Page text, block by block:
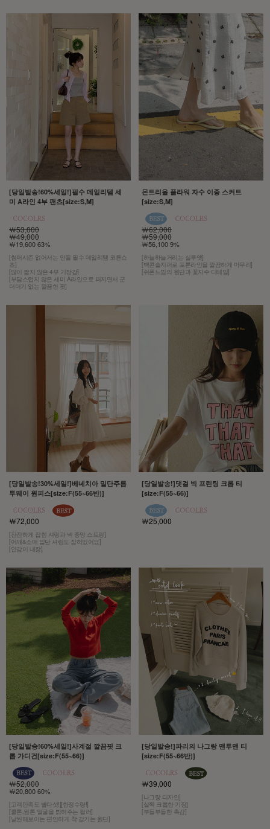
[당일발송!60%세일!]필수 데일리템 세
미 A라인 4부 팬츠[size:S,M]
￦53,000
￦49,000
￦19,600 63%
[썸머시즌 없어서는 안될 필수 데일리템 코튼쇼
츠]
[많이 짧지 않은 4부 기장감]
[부담스럽지 않은 세미 A라인으로 퍼지면서 군
더더기 없는 깔끔한 핏]
몬트리올 플라워 자수 이중 스커트
[size:S,M]
￦62,000
￦59,000
￦56,100 9%
[하늘하늘거리는 실루엣]
[백콘솔지퍼로 프론라인을 깔끔하게 마무리]
[쉬폰느낌의 원단과 꽃자수 디테일]
[당일발송!30%세일!]베네치아 밑단주름
투웨이 원피스[size:F(55~66반)]
￦72,000
[잔잔하게 잡힌 셔링과 넥 중앙 스트링]
[어깨&소매 밑단 셔링도 잡혀있어요]
[안감이 내장]
[당일발송!]댓걸 빅 프린팅 크롭 티
[size:F(55~66)]
￦25,000
[당일발송!60%세일!]사계절 깔끔핏 크
롭 가디건[size:F(55~66)]
￦52,000
￦20,800 60%
[고객만족도 별다섯!][한정수량!]
[쿨톤,윔톤 얼굴을 밝혀주는 컬러]
[날씬해보이는 편안하게 착 감기는 원단]
[당일발송!]파리의 나그랑 맨투맨 티
[size:F(55~66반)]
￦39,000
[나그랑 디자인]
[살짝 크롭한 기장]
[부들부들한 촉감]